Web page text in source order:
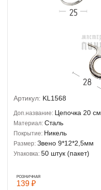
Артикул: KL1568
Доп.название: Цепочка 20 см
Материал: Сталь
Покрытие: Никель
Размер: Звено 9*12*2,5мм
Упаковка: 50 штук (пакет)
РОЗНИЧНАЯ
139 ₽